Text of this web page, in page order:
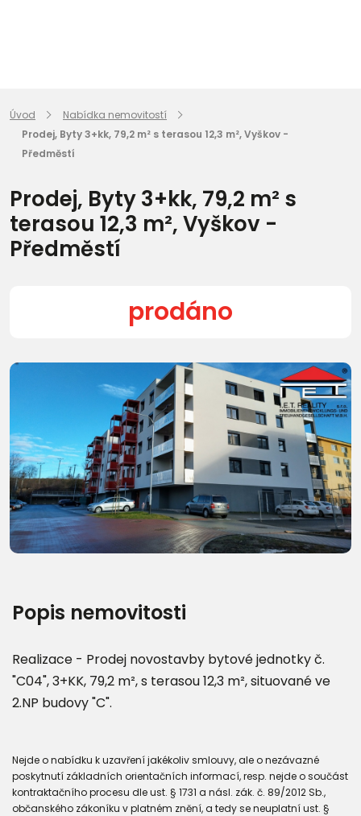
Úvod
Nabídka nemovitostí
Prodej, Byty 3+kk, 79,2 m² s terasou 12,3 m², Vyškov -
Předměstí
Prodej, Byty 3+kk, 79,2 m² s
terasou 12,3 m², Vyškov -
Předměstí
prodáno
Další fotografie (15)
Popis nemovitosti
Realizace - Prodej novostavby bytové jednotky č.
"C04", 3+KK, 79,2 m², s terasou 12,3 m², situované ve
2.NP budovy "C".
Nejde o nabídku k uzavření jakékoliv smlouvy, ale o nezávazné
poskytnutí základních orientačních informací, resp. nejde o součást
kontraktačního procesu dle ust. § 1731 a násl. zák. č. 89/2012 Sb.,
občanského zákoníku v platném znění, a tedy se neuplatní ust. §